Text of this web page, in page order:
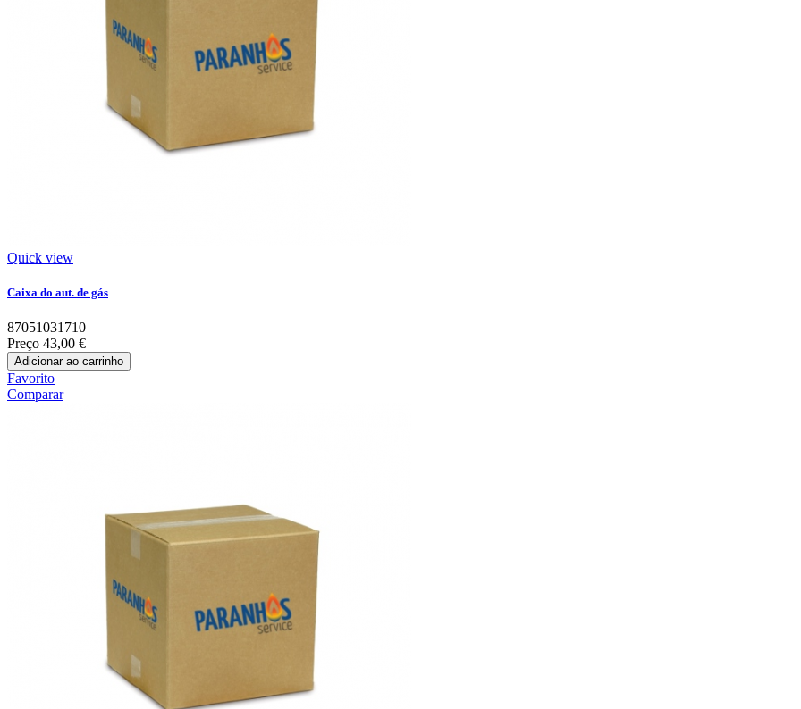
Quick view
Caixa do aut. de gás
87051031710
Preço 43,00 €
Adicionar ao carrinho
Favorito
Comparar